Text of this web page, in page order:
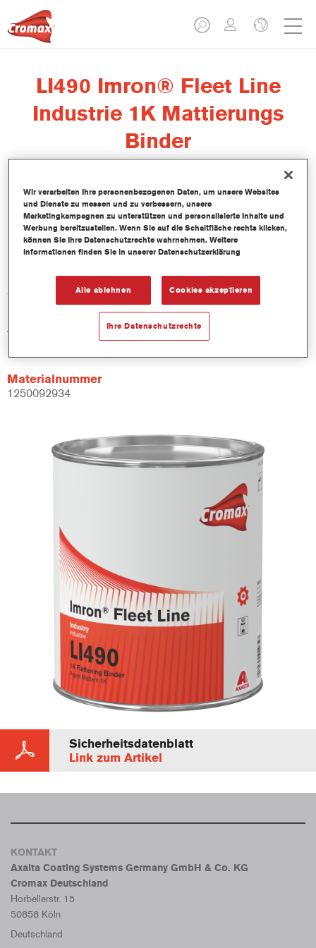
LI490 Imron® Fleet Line
Industrie 1K Mattierungs
Binder
Produktmerkmale
Produktvariante
3.5LT
Artikelnummer
Materialnummer
1250092934
Sicherheitsdatenblatt
Link zum Artikel
KONTAKT
Axalta Coating Systems Germany GmbH & Co. KG
Cromax Deutschland
Horbellerstr. 15
50858 Köln
Deutschland
Wir verarbeiten Ihre personenbezogenen Daten, um unsere Websites
und Dienste zu messen und zu verbessern, unsere
Marketingkampagnen zu unterstützen und personalisierte Inhalte und
Werbung bereitzustellen. Wenn Sie auf die Schaltfläche rechts klicken,
können Sie Ihre Datenschutzrechte wahrnehmen. Weitere
Informationen finden Sie in unserer Datenschutzerklärung
Alle ablehnen Cookies akzeptieren
Ihre Datenschutzrechte